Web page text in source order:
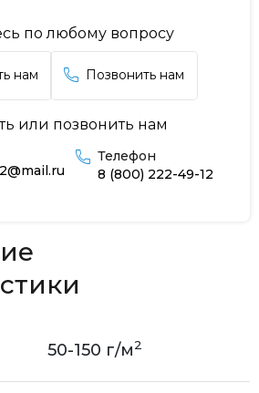
по любому вопросу
нам Позвонить нам
или позвонить нам
Телефон
8 (800) 222-49-12
50-150 г/м2